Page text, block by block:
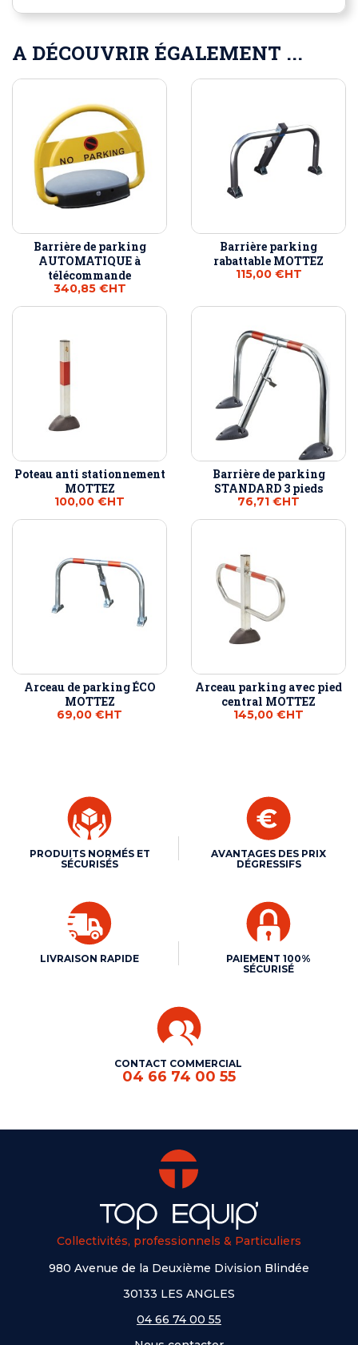
A DÉCOUVRIR ÉGALEMENT ...
Barrière de parking
AUTOMATIQUE à
télécommande
340,85 €HT
Barrière parking
rabattable MOTTEZ
115,00 €HT
Poteau anti stationnement
MOTTEZ
100,00 €HT
Barrière de parking
STANDARD 3 pieds
76,71 €HT
Arceau de parking ÉCO
MOTTEZ
69,00 €HT
Arceau parking avec pied
central MOTTEZ
145,00 €HT
PRODUITS NORMÉS ET
SÉCURISÉS
AVANTAGES DES PRIX
DÉGRESSIFS
LIVRAISON RAPIDE
PAIEMENT 100%
SÉCURISÉ
CONTACT COMMERCIAL
04 66 74 00 55
Collectivités, professionnels & Particuliers
980 Avenue de la Deuxième Division Blindée
30133 LES ANGLES
04 66 74 00 55